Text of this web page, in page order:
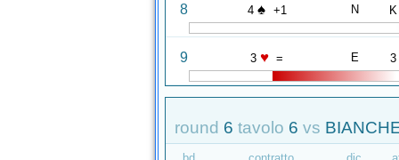
8 4 ♠ +1 N K
9 3 ♥ = E 3
round 6 tavolo 6 vs